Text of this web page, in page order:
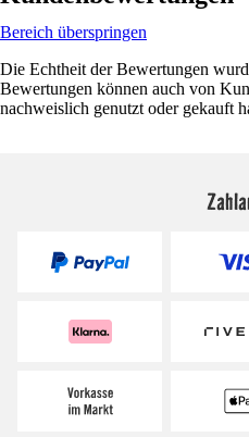
Bereich überspringen
Die Echtheit der Bewertungen
Bewertungen können auch von
nachweislich genutzt oder gekauft